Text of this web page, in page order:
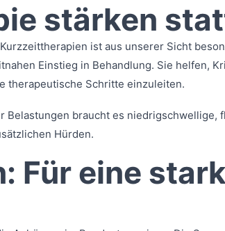
stärken
ist aus unserer Sicht
Einstieg in Behandlung. Sie helfen,
therapeutische Schritte einzuleiten.
Belastungen braucht es niedrigschwellige,
Hürden.
Für eine